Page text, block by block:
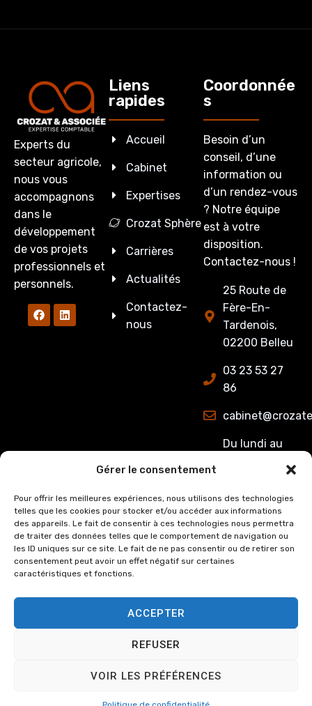
Gérer le consentement
Pour offrir les meilleures expériences, nous utilisons des technologies
telles que les cookies pour stocker et/ou accéder aux informations
des appareils. Le fait de consentir à ces technologies nous permettra
de traiter des données telles que le comportement de navigation ou
les ID uniques sur ce site. Le fait de ne pas consentir ou de retirer son
consentement peut avoir un effet négatif sur certaines
caractéristiques et fonctions.
ACCEPTER
REFUSER
VOIR LES PRÉFÉRENCES
Experts du
secteur agricole,
nous vous
accompagnons
dans le
développement
de vos projets
professionnels et
personnels.
Liens
rapides
Accueil
Cabinet
Expertises
Crozat Sphère
Carrières
Actualités
Contactez-
nous
Coordonnée
s
Besoin d’un
conseil, d’une
information ou
d’un rendez-vous
? Notre équipe
est à votre
disposition.
Contactez-nous !
25 Route de
Fère-En-
Tardenois,
02200 Belleu
03 23 53 27
86
Du lundi au
8h00 à 12h15
et de 13h15 à
17h00.
Le Vendredi :
de 8h00 à
12h15 et de
Crozat et Associée, tous
Politique de
confidentialité